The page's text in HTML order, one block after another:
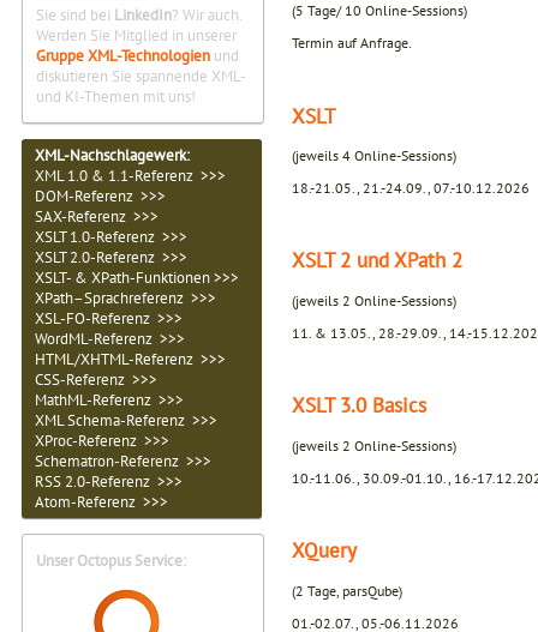
Sie sind bei LinkedIn? Wir auch.
Werden Sie Mitglied in unserer
Gruppe XML-Technologien und
diskutieren Sie spannende XML-
und KI-Themen mit uns!
XML-Nachschlagewerk:
XML 1.0 & 1.1-Referenz >>>
DOM-Referenz >>>
SAX-Referenz >>>
XSLT 1.0-Referenz >>>
XSLT 2.0-Referenz >>>
XSLT- & XPath-Funktionen >>>
XPath–Sprachreferenz >>>
XSL-FO-Referenz >>>
WordML-Referenz >>>
HTML/XHTML-Referenz >>>
CSS-Referenz >>>
MathML-Referenz >>>
XML Schema-Referenz >>>
XProc-Referenz >>>
Schematron-Referenz >>>
RSS 2.0-Referenz >>>
Atom-Referenz >>>
Unser Octopus Service:
(5 Tage/ 10 Online-Sessions)
Termin auf Anfrage.
XSLT
(jeweils 4 Online-Sessions)
18.-21.05., 21.-24.09., 07.-10.12.2026
XSLT 2 und XPath 2
(jeweils 2 Online-Sessions)
11. & 13.05., 28.-29.09., 14.-
XSLT 3.0 Basics
(jeweils 2 Online-Sessions)
10.-11.06., 30.09.-01.10., 16.-
XQuery
(2 Tage, parsQube)
01.-02.07., 05.-06.11.2026